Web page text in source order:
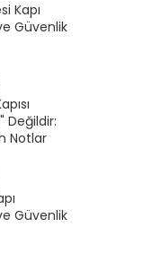
Kapı
Güvenlik
Değildir:
Notlar
Güvenlik